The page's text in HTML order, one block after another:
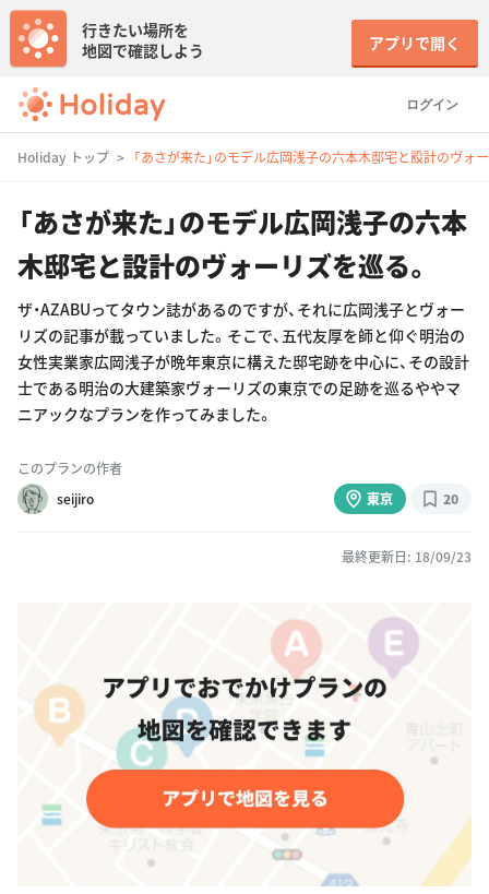
ログイン
行きたい場所を
地図で確認しよう
アプリで開く
Holiday トップ 「あさが来た」のモデル広岡浅子の六本木邸宅と設計のヴォ
「あさが来た」のモデル広岡浅子の六本
木邸宅と設計のヴォーリズを巡る。
ザ・AZABUってタウン誌があるのですが、それに広岡浅子とヴォー
リズの記事が載っていました。そこで、五代友厚を師と仰ぐ明治の
女性実業家広岡浅子が晩年東京に構えた邸宅跡を中心に、その設計
士である明治の大建築家ヴォーリズの東京での足跡を巡るややマ
ニアックなプランを作ってみました。
このプランの作者
seijiro
東京 20
最終更新日: 18/09/23